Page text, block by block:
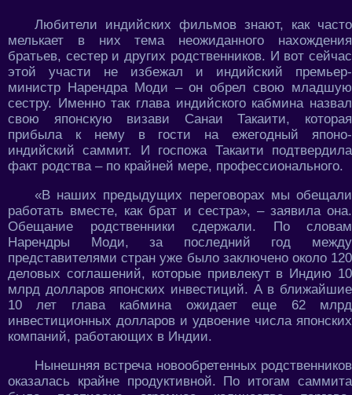
Любители индийских фильмов знают, как часто
мелькает в них тема неожиданного нахождения
братьев, сестер и других родственников. И вот сейчас
этой участи не избежал и индийский премьер-
министр Нарендра Моди – он обрел свою младшую
сестру. Именно так глава индийского кабмина назвал
свою японскую визави Санаи Такаити, которая
прибыла к нему в гости на ежегодный японо-
индийский саммит. И госпожа Такаити подтвердила
факт родства – по крайней мере, профессионального.
«В наших предыдущих переговорах мы обещали
работать вместе, как брат и сестра», – заявила она.
Обещание родственники сдержали. По словам
Нарендры Моди, за последний год между
представителями стран уже было заключено около 120
деловых соглашений, которые привлекут в Индию 10
млрд долларов японских инвестиций. А в ближайшие
10 лет глава кабмина ожидает еще 62 млрд
инвестиционных долларов и удвоение числа японских
компаний, работающих в Индии.
Нынешняя встреча новообретенных родственников
оказалась крайне продуктивной. По итогам саммита